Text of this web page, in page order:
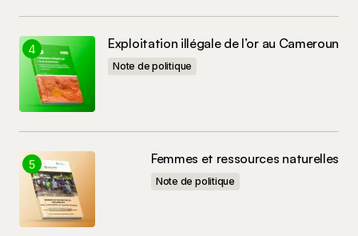
Exploitation illégale de l’or au Cameroun
Note de politique
Femmes et ressources naturelles
Note de politique